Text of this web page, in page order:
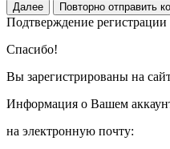
Далее Повторно отправить
Подтверждение регистрации
Спасибо!
Вы зарегистрированы на
Информация о Вашем
на электронную почту: